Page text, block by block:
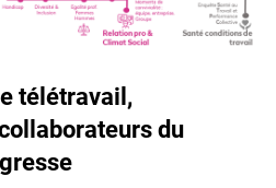
télétravail,
du